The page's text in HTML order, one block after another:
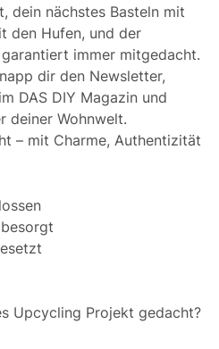
dein nächstes Basteln mit
den Hufen, und der
immer mitgedacht.
dir den Newsletter,
DAS DIY Magazin und
deiner Wohnwelt.
– mit Charme, Authentizität
Upcycling Projekt gedacht?